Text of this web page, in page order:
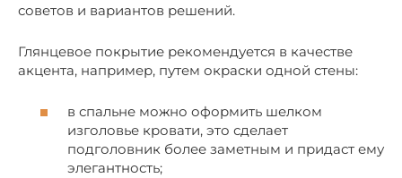
советов и вариантов решений.
Глянцевое покрытие рекомендуется в качестве
акцента, например, путем окраски одной стены:
в спальне можно оформить шелком
изголовье кровати, это сделает
подголовник более заметным и придаст ему
элегантность;